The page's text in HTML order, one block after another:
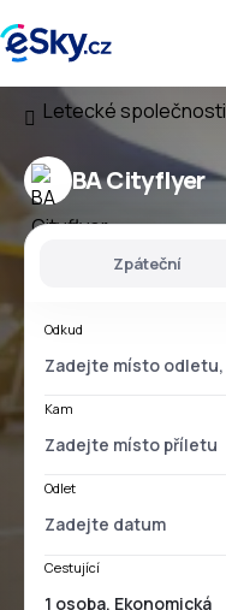
Letecké společnosti
BA Cityflyer
Zpáteční
Odkud
Kam
Odlet
Cestující